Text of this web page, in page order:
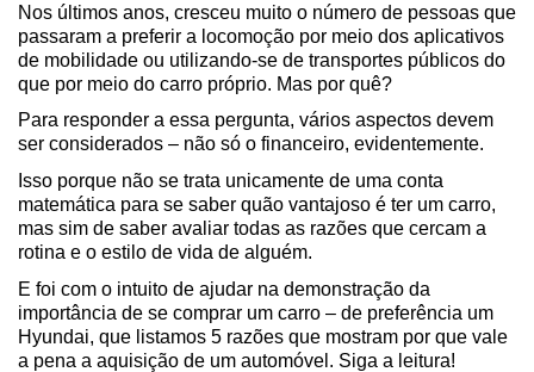
Nos últimos anos, cresceu muito o número de pessoas que
passaram a preferir a locomoção por meio dos aplicativos
de mobilidade ou utilizando-se de transportes públicos do
que por meio do carro próprio. Mas por quê?
Para responder a essa pergunta, vários aspectos devem
ser considerados – não só o financeiro, evidentemente.
Isso porque não se trata unicamente de uma conta
matemática para se saber quão vantajoso é ter um carro,
mas sim de saber avaliar todas as razões que cercam a
rotina e o estilo de vida de alguém.
E foi com o intuito de ajudar na demonstração da
importância de se comprar um carro – de preferência um
Hyundai, que listamos 5 razões que mostram por que vale
a pena a aquisição de um automóvel. Siga a leitura!